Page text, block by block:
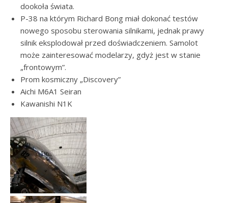
dookoła świata.
P-38 na którym Richard Bong miał dokonać testów
nowego sposobu sterowania silnikami, jednak prawy
silnik eksplodował przed doświadczeniem. Samolot
może zainteresować modelarzy, gdyż jest w stanie
„frontowym”.
Prom kosmiczny „Discovery”
Aichi M6A1 Seiran
Kawanishi N1K